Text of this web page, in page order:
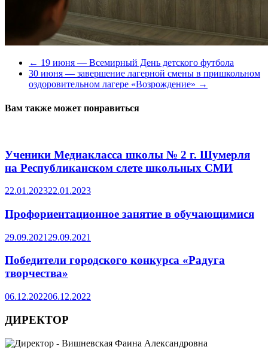
← 19 июня — Всемирный День детского футбола
30 июня — завершение лагерной смены в пришкольном
оздоровительном лагере «Возрождение» →
Вам также может понравиться
Ученики Медиакласса школы № 2 г. Шумерля
на Республиканском слете школьных СМИ
22.01.202322.01.2023
Профориентационное занятие в обучающимися
29.09.2021 29.09.2021
Победители городского конкурса «Радуга
творчества»
06.12.202206.12.2022
ДИРЕКТОР